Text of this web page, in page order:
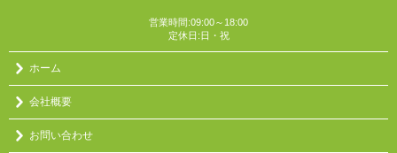
営業時間:09:00～18:00
定休日:日・祝
ホーム
会社概要
お問い合わせ